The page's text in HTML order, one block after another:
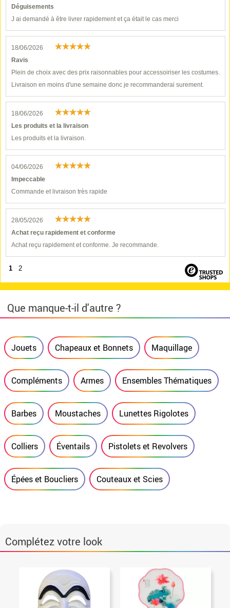
Déguisements
J ai demandé à être livrer rapidement et ça était le cas merci
18/06/2026
Ravis
Plein de choix avec des prix raisonnables pour accessoiriser les costumes.
Livraison en moins d'une semaine donc je recommanderai surement.
18/06/2026
Les produits et la livraison
Les produits et la livraison.
04/06/2026
Impeccable
Commande et livraison très rapide
28/05/2026
Achat reçu rapidement et conforme
Achat reçu rapidement et conforme. Je recommande.
1 2
Que manque-t-il d'autre ?
Jouets Chapeaux et Bonnets Maquillage
Compléments Armes Ensembles Thématiques
Barbes Moustaches Lunettes Rigolotes
Colliers Éventails Pistolets et Revolvers
Épées et Boucliers Couteaux et Scies
Complétez votre look